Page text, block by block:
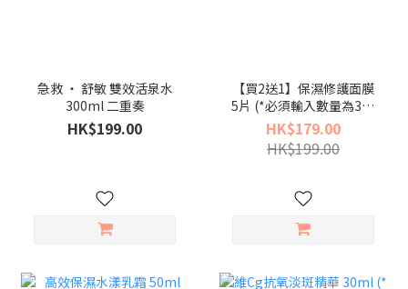
急救 ‧ 舒敏 雙效活泉水
300ml 二重奏
HK$199.00
【買2送1】保濕修護面膜
5片 (*必須輸入數量為3，
方可享買2送1優惠)
HK$179.00
HK$199.00